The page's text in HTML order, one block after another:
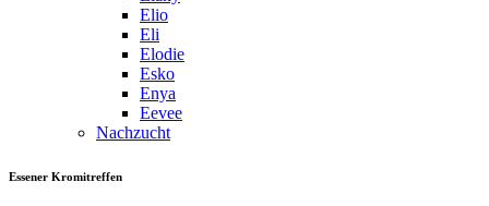
Elio
Eli
Elodie
Esko
Enya
Eevee
Nachzucht
Essener Kromitreffen